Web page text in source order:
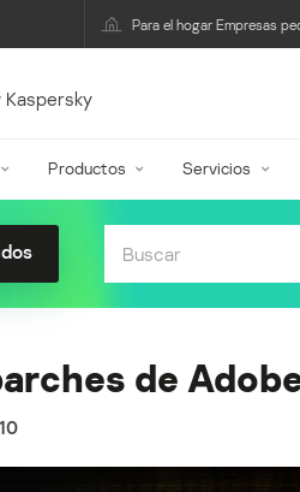
Para el hogar Empresas
Kaspersky
Productos Servicios
de